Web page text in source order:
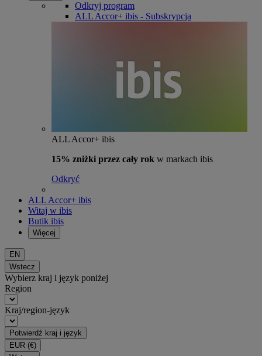
Odkryj program
ALL Accor+ ibis - Subskrypcja
ALL Accor+ ibis
15% zniżki przez cały rok w markach ibis
Odkryć
ALL Accor+ ibis
Witaj w ibis
Butik ibis
Więcej
EN
Wstecz
Wybierz kraj i język poniżej
Region
Kraj/region-język
Potwierdź kraj i język
EUR (€)